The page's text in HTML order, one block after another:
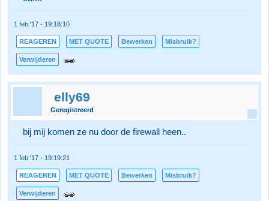
1 feb '17 - 19:18:10
REAGEREN MET QUOTE Bewerken Misbruik?
Verwijderen
elly69
Geregistreerd
bij mij komen ze nu door de firewall heen..
1 feb '17 - 19:19:21
REAGEREN MET QUOTE Bewerken Misbruik?
Verwijderen